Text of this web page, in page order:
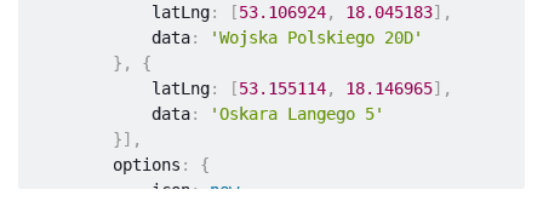
            latLng
: [53.106924, 18.045183] ,
            data
:
'Wojska Polskiego 20D'
} ,
{
            latLng
: [53.155114, 18.146965] ,
            data
:
'Oskara Langego 5'
}] ,
        options
:
{
            icon
:
new